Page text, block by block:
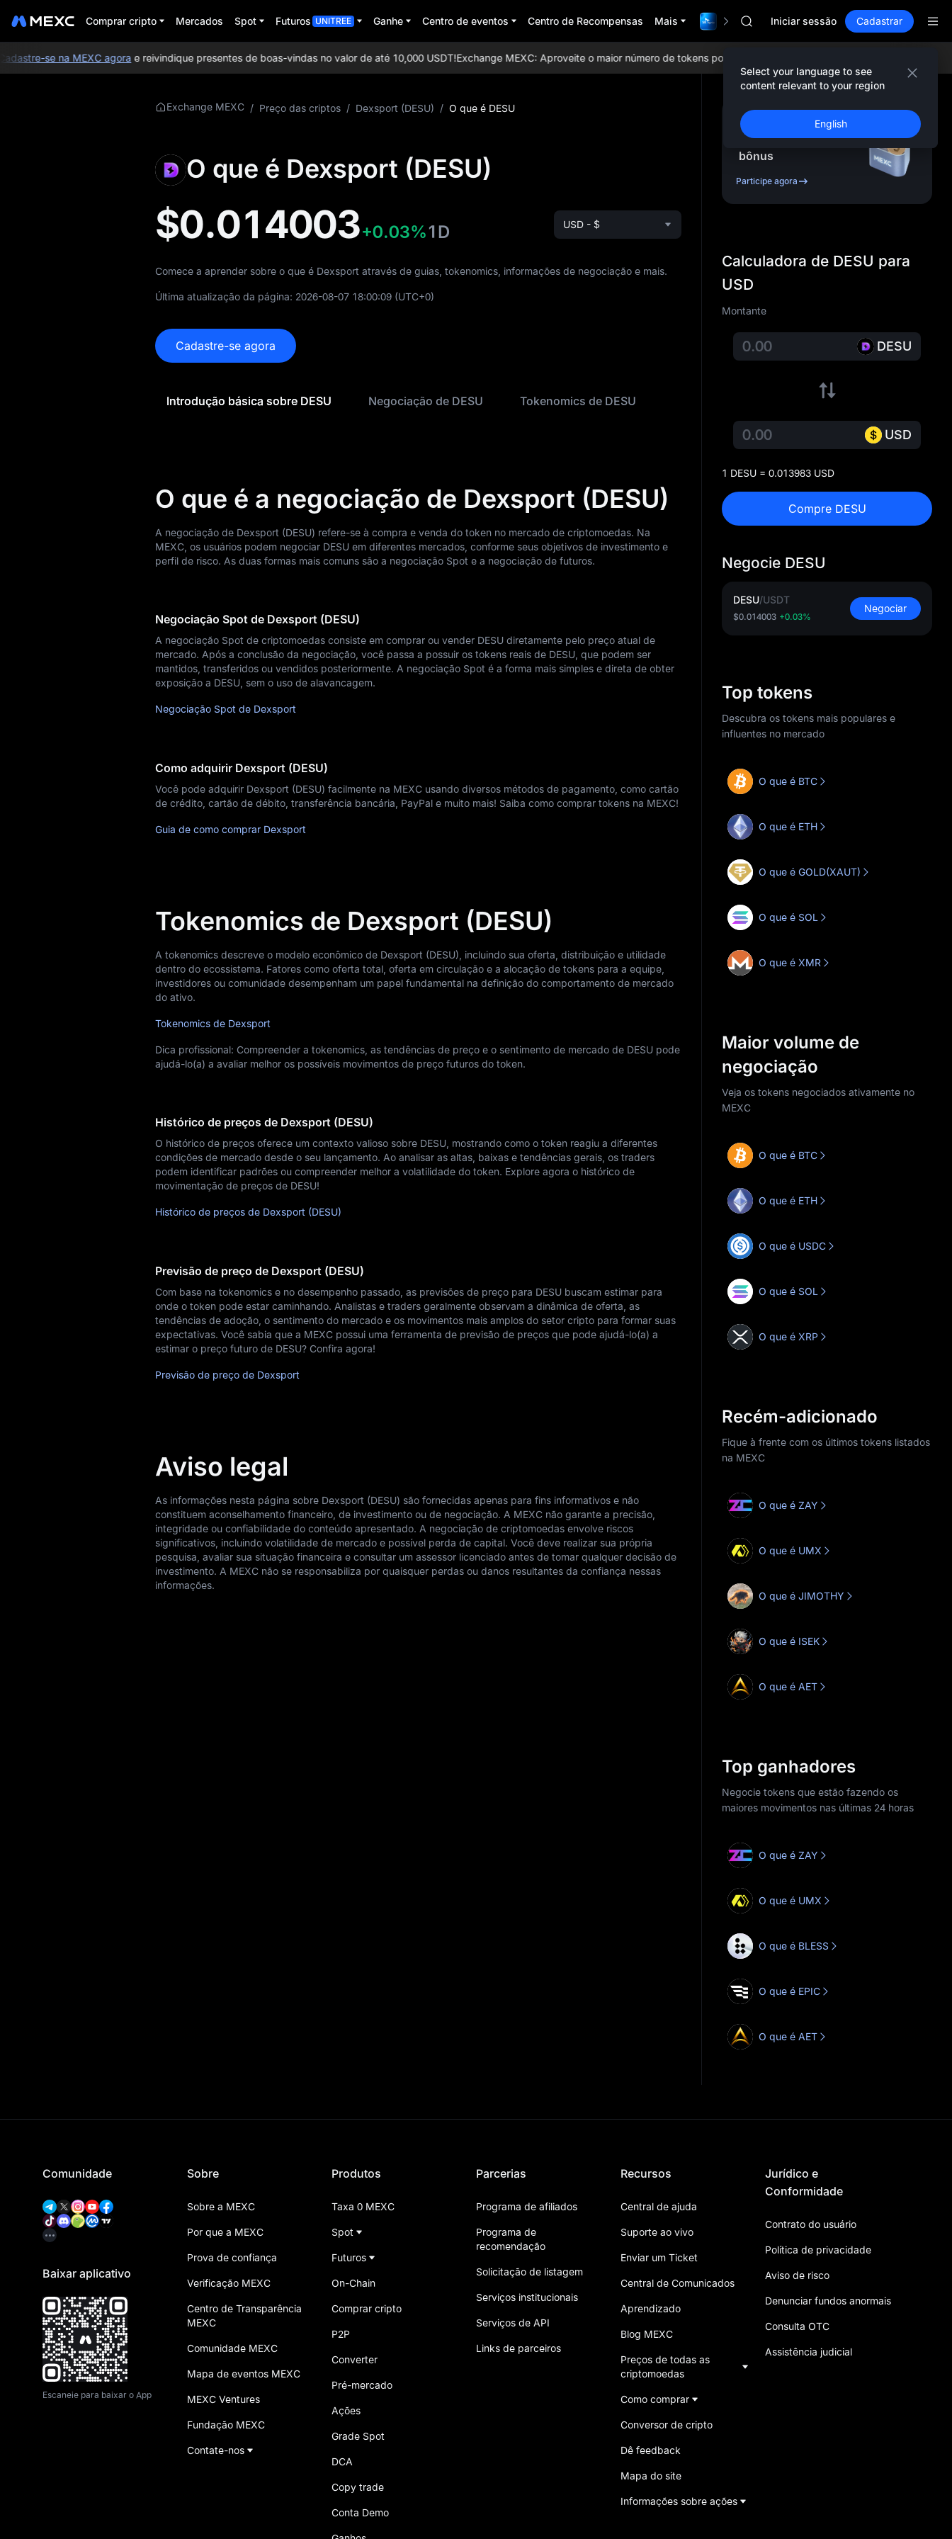
Comprar cripto Mercados Spot Futuros UNITREE Ganhe Centro de eventos Centro de Recompensas Mais $1,000,000 TradFi Gala
SKYAI
UNITREE STAR Market Subscription on
GOLD(XAU)
AAOI
UNITREE STAR Market Subscription on
SPCX rises despite lock-up expiry
Iniciar sessão Cadastrar
Select your language to see
content relevant to your region
English
se na MEXC agorae reivindique presentes de boas-vindas no valor de até 10,000 USDT!Exchange MEXC: Aproveite o maior número de tokens populares, airdrops diários, as menores taxas de
Exchange MEXC / Preço das criptos / Dexsport (DESU) / O que é DESU
O que é Dexsport (DESU)
$0.014003+0.03%1D USD - $
Comece a aprender sobre o que é Dexsport através de guias, tokenomics, informações de negociação e mais.
Última atualização da página: 2026-08-07 18:00:09 (UTC+0)
Cadastre-se agora
Introdução básica sobre DESU Negociação de DESU Tokenomics de DESU
O que é a negociação de Dexsport (DESU)
A negociação de Dexsport (DESU) refere-se à compra e venda do token no mercado de criptomoedas. Na
MEXC, os usuários podem negociar DESU em diferentes mercados, conforme seus objetivos de investimento e
perfil de risco. As duas formas mais comuns são a negociação Spot e a negociação de futuros.
Negociação Spot de Dexsport (DESU)
A negociação Spot de criptomoedas consiste em comprar ou vender DESU diretamente pelo preço atual de
mercado. Após a conclusão da negociação, você passa a possuir os tokens reais de DESU, que podem ser
mantidos, transferidos ou vendidos posteriormente. A negociação Spot é a forma mais simples e direta de obter
exposição a DESU, sem o uso de alavancagem.
Negociação Spot de Dexsport
Como adquirir Dexsport (DESU)
Você pode adquirir Dexsport (DESU) facilmente na MEXC usando diversos métodos de pagamento, como cartão
de crédito, cartão de débito, transferência bancária, PayPal e muito mais! Saiba como comprar tokens na MEXC!
Guia de como comprar Dexsport
Tokenomics de Dexsport (DESU)
A tokenomics descreve o modelo econômico de Dexsport (DESU), incluindo sua oferta, distribuição e utilidade
dentro do ecossistema. Fatores como oferta total, oferta em circulação e a alocação de tokens para a equipe,
investidores ou comunidade desempenham um papel fundamental na definição do comportamento de mercado
do ativo.
Tokenomics de Dexsport
Dica profissional: Compreender a tokenomics, as tendências de preço e o sentimento de mercado de DESU pode
ajudá-lo(a) a avaliar melhor os possíveis movimentos de preço futuros do token.
Histórico de preços de Dexsport (DESU)
O histórico de preços oferece um contexto valioso sobre DESU, mostrando como o token reagiu a diferentes
condições de mercado desde o seu lançamento. Ao analisar as altas, baixas e tendências gerais, os traders
podem identificar padrões ou compreender melhor a volatilidade do token. Explore agora o histórico de
movimentação de preços de DESU!
Histórico de preços de Dexsport (DESU)
Previsão de preço de Dexsport (DESU)
Com base na tokenomics e no desempenho passado, as previsões de preço para DESU buscam estimar para
onde o token pode estar caminhando. Analistas e traders geralmente observam a dinâmica de oferta, as
tendências de adoção, o sentimento do mercado e os movimentos mais amplos do setor cripto para formar suas
expectativas. Você sabia que a MEXC possui uma ferramenta de previsão de preços que pode ajudá-lo(a) a
estimar o preço futuro de DESU? Confira agora!
Previsão de preço de Dexsport
Aviso legal
As informações nesta página sobre Dexsport (DESU) são fornecidas apenas para fins informativos e não
constituem aconselhamento financeiro, de investimento ou de negociação. A MEXC não garante a precisão,
integridade ou confiabilidade do conteúdo apresentado. A negociação de criptomoedas envolve riscos
significativos, incluindo volatilidade de mercado e possível perda de capital. Você deve realizar sua própria
pesquisa, avaliar sua situação financeira e consultar um assessor licenciado antes de tomar qualquer decisão de
investimento. A MEXC não se responsabiliza por quaisquer perdas ou danos resultantes da confiança nessas
informações.
Cadastre-se e receba
até 10,000USDT em
bônus
Participe agora
Calculadora de DESU para
USD
Montante
DESU
USD
1 DESU = 0.013983 USD
Compre DESU
Negocie DESU
DESU/USDT
$0.014003 +0.03%
Negociar
Top tokens
Descubra os tokens mais populares e
influentes no mercado
O que é BTC
O que é ETH
O que é GOLD(XAUT)
O que é SOL
O que é XMR
Maior volume de
negociação
Veja os tokens negociados ativamente no
MEXC
O que é BTC
O que é ETH
O que é USDC
O que é SOL
O que é XRP
Recém-adicionado
Fique à frente com os últimos tokens listados
na MEXC
O que é ZAY
O que é UMX
O que é JIMOTHY
O que é ISEK
O que é AET
Top ganhadores
Negocie tokens que estão fazendo os
maiores movimentos nas últimas 24 horas
O que é ZAY
O que é UMX
O que é BLESS
O que é EPIC
O que é AET
Comunidade
Baixar aplicativo
Escaneie para baixar o App
Sobre
Sobre a MEXC
Por que a MEXC
Prova de confiança
Verificação MEXC
Centro de Transparência
MEXC
Comunidade MEXC
Mapa de eventos MEXC
MEXC Ventures
Fundação MEXC
Contate-nos
Produtos
Taxa 0 MEXC
Spot
Futuros
On-Chain
Comprar cripto
P2P
Converter
Pré-mercado
Ações
Grade Spot
DCA
Copy trade
Conta Demo
Parcerias
Programa de afiliados
Programa de
recomendação
Solicitação de listagem
Serviços institucionais
Serviços de API
Links de parceiros
Recursos
Central de ajuda
Suporte ao vivo
Enviar um Ticket
Central de Comunicados
Aprendizado
Blog MEXC
Preços de todas as
criptomoedas
Como comprar
Conversor de cripto
Dê feedback
Mapa do site
Informações sobre ações
Jurídico e
Conformidade
Contrato do usuário
Política de privacidade
Aviso de risco
Denunciar fundos anormais
Consulta OTC
Assistência judicial